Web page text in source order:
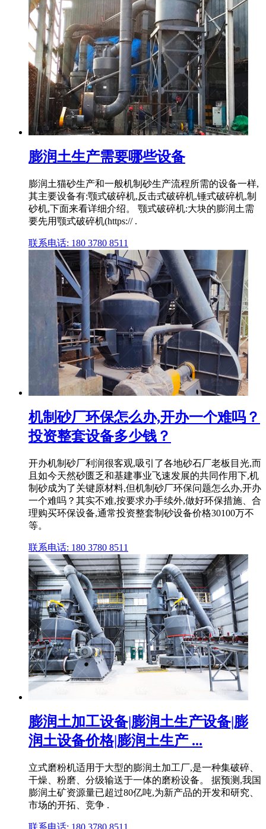
膨润土生产需要哪些设备
膨润土猫砂生产和一般机制砂生产流程所需的设备一样,
其主要设备有:颚式破碎机,反击式破碎机,锤式破碎机,制
砂机,下面来看详细介绍。 颚式破碎机:大块的膨润土需
要先用颚式破碎机(https:// .
联系电话: 180 3780 8511
机制砂厂环保怎么办,开办一个难吗？
投资整套设备多少钱？
开办机制砂厂利润很客观,吸引了各地砂石厂老板目光,而
且如今天然砂匮乏和基建事业飞速发展的共同作用下,机
制砂成为了关键原材料,但机制砂厂环保问题怎么办,开办
一个难吗？其实不难,按要求办手续外,做好环保措施、合
理购买环保设备,通常投资整套制砂设备价格30100万不
等。
联系电话: 180 3780 8511
膨润土加工设备|膨润土生产设备|膨
润土设备价格|膨润土生产 ...
立式磨粉机适用于大型的膨润土加工厂,是一种集破碎、
干燥、粉磨、分级输送于一体的磨粉设备。 据预测,我国
膨润土矿资源量已超过80亿吨,为新产品的开发和研究、
市场的开拓、竞争 .
联系电话: 180 3780 8511